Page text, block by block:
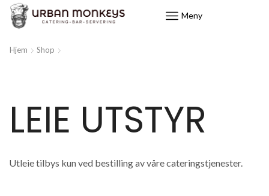
Meny
Hjem Shop
LEIE UTSTYR
Utleie tilbys kun ved bestilling av våre cateringstjenester.